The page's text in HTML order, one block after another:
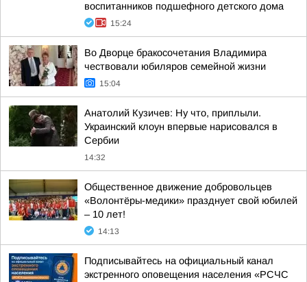
воспитанников подшефного детского дома
15:24
Во Дворце бракосочетания Владимира
чествовали юбиляров семейной жизни
15:04
Анатолий Кузичев: Ну что, приплыли.
Украинский клоун впервые нарисовался в
Сербии
14:32
Общественное движение добровольцев
«Волонтёры-медики» празднует свой юбилей
– 10 лет!
14:13
Подписывайтесь на официальный канал
экстренного оповещения населения «РСЧС